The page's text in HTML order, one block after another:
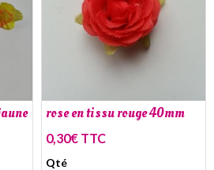
rose en tissu rouge 40mm
0,30€ TTC
Qté